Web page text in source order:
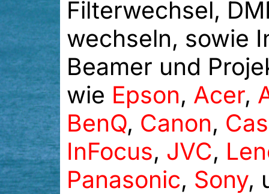
Filterwechsel,
wechseln, sowie
Beamer und
wie Epson, Acer,
BenQ, Canon,
InFocus, JVC,
Panasonic, Sony,